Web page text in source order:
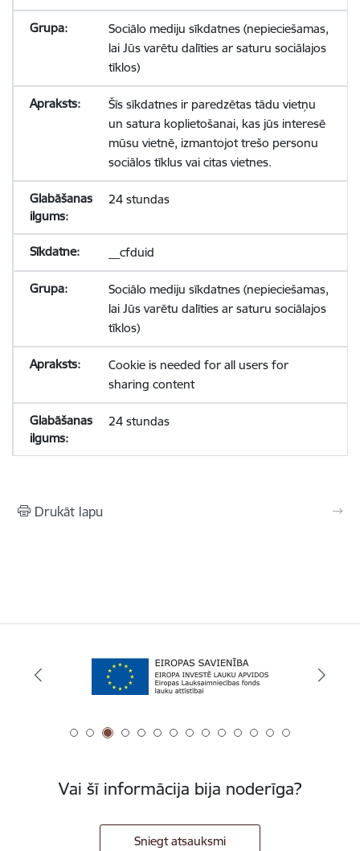
Sociālo mediju sīkdatnes (nepieciešamas,
lai Jūs varētu dalīties ar saturu sociālajos
tīklos)
Šīs sīkdatnes ir paredzētas tādu vietņu
un satura koplietošanai, kas jūs interesē
mūsu vietnē, izmantojot trešo personu
sociālos tīklus vai citas vietnes.
24 stundas
__cfduid
Sociālo mediju sīkdatnes (nepieciešamas,
lai Jūs varētu dalīties ar saturu sociālajos
tīklos)
Cookie is needed for all users for
sharing content
24 stundas
Drukāt lapu
Vai šī informācija bija noderīga?
Sniegt atsauksmi